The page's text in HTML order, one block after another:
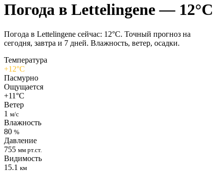
Погода в Lettelingenе — 12°C
Погода в Lettelingenе сейчас: 12°C. Точный прогноз на
сегодня, завтра и 7 дней. Влажность, ветер, осадки.
Температура
+12°C
Пасмурно
Ощущается
+11°C
Ветер
1 м/с
Влажность
80 %
Давление
755 мм рт.ст.
Видимость
15.1 км